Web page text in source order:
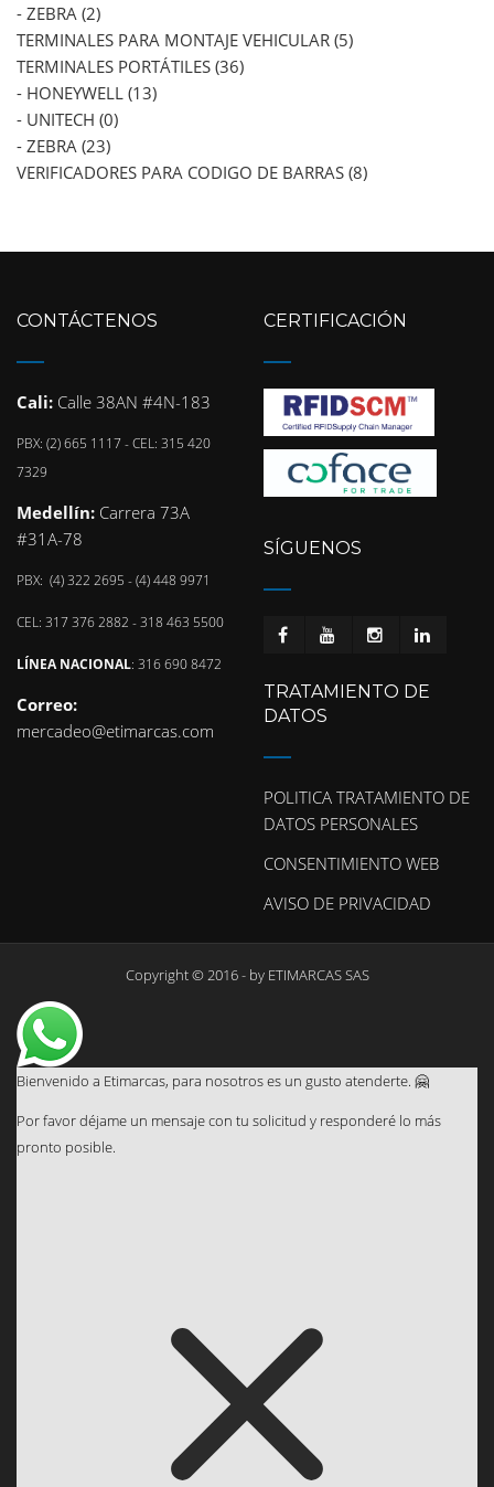
- ZEBRA (2)
TERMINALES PARA MONTAJE VEHICULAR (5)
TERMINALES PORTÁTILES (36)
- HONEYWELL (13)
- UNITECH (0)
- ZEBRA (23)
VERIFICADORES PARA CODIGO DE BARRAS (8)
CONTÁCTENOS
Cali: Calle 38AN #4N-183
PBX: (2) 665 1117 - CEL: 315 420
7329
Medellín: Carrera 73A
#31A-78
PBX: (4) 322 2695 - (4) 448 9971
CEL: 317 376 2882 - 318 463 5500
LÍNEA NACIONAL: 316 690 8472
Correo:
mercadeo@etimarcas.com
CERTIFICACIÓN
SÍGUENOS
TRATAMIENTO DE
DATOS
POLITICA TRATAMIENTO DE
DATOS PERSONALES
CONSENTIMIENTO WEB
AVISO DE PRIVACIDAD
Copyright © 2016 - by ETIMARCAS SAS
Bienvenido a Etimarcas, para nosotros es un gusto atenderte. 🤗
Por favor déjame un mensaje con tu solicitud y responderé lo más
pronto posible.